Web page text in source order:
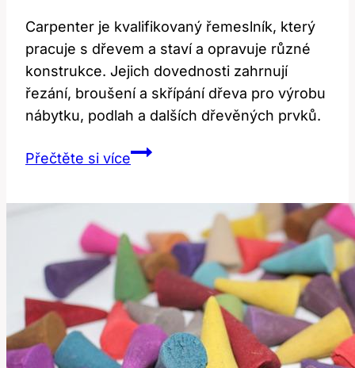
Carpenter je kvalifikovaný řemeslník, který
pracuje s dřevem a staví a opravuje různé
konstrukce. Jejich dovednosti zahrnují
řezání, broušení a skřípání dřeva pro výrobu
nábytku, podlah a dalších dřevěných prvků.
Přečtěte si víceCarpenter:
Řemeslnický
Termín
Znamená?